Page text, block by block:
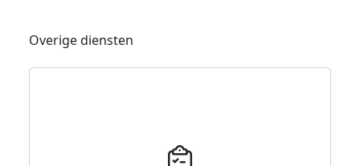
Overige diensten